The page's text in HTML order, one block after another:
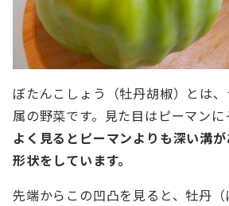
ぼたんこしょう（牡丹胡椒）とは
属の野菜です。見た目はピーマンに
よく見るとピーマンよりも深い溝
形状をしています。
先端からこの凹凸を見ると、牡丹